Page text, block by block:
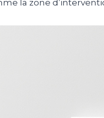
la zone